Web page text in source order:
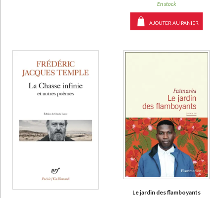
En stock
AJOUTER AU PANIER
Le jardin des flamboyants